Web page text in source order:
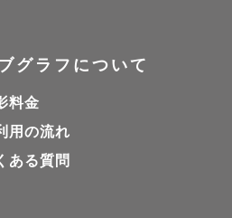
グラフについて
料金
用の流れ
ある質問